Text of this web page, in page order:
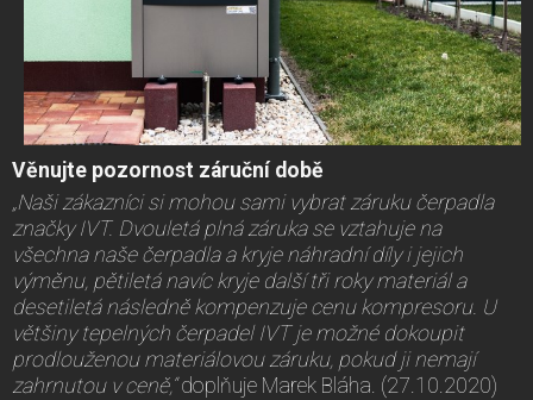
Věnujte pozornost záruční době
„Naši zákazníci si mohou sami vybrat záruku čerpadla
značky IVT. Dvouletá plná záruka se vztahuje na
všechna naše čerpadla a kryje náhradní díly i jejich
výměnu, pětiletá navíc kryje další tři roky materiál a
desetiletá následně kompenzuje cenu kompresoru. U
většiny tepelných čerpadel IVT je možné dokoupit
prodlouženou materiálovou záruku, pokud ji nemají
zahrnutou v ceně,“doplňuje Marek Bláha. (27.10.2020)